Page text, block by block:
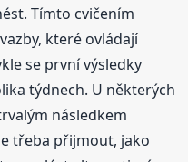
Tímto cvičením
které ovládají
se první výsledky
týdnech. U některých
následkem
třeba přijmout, jako